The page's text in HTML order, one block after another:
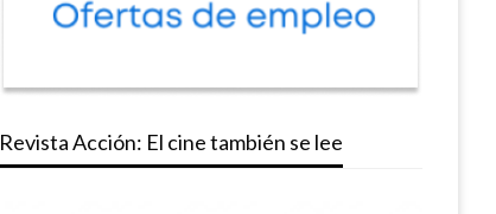
Revista Acción: El cine también se lee